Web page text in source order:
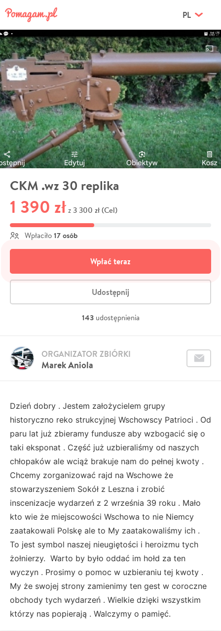
PL
CKM .wz 30 replika
1 390 zł z 3 300 zł (Cel)
Wpłaciło 17 osób
Wpłać teraz
Udostępnij
143 udostępnienia
Marek Aniola
ORGANIZATOR ZBIÓRKI
Dzień dobry . Jestem założycielem grupy
historyczno reko strukcyjnej Wschowscy Patrioci . Od
paru lat już zbieramy fundusze aby wzbogacić się o
taki eksponat . Część już uzbieraliśmy od naszych
chłopaków ale wciąż brakuje nam do pełnej kwoty .
Chcemy zorganizować rajd na Wschowe że
stowarzyszeniem Sokół z Leszna i zrobić
inscenizacje wydarzeń z 2 września 39 roku . Mało
kto wie że miejscowości Wschowa to nie Niemcy
zaatakowali Polskę ale to My zaatakowaliśmy ich .
To jest symbol naszej nieugiętości i heroizmu tych
żołnierzy. Warto by było oddać im hołd za ten
wyczyn . Prosimy o pomoc w uzbieraniu tej kwoty .
My że swojej strony zamienimy ten gest w coroczne
obchody tych wydarzeń . Wielkie dzięki wszystkim
którzy nas popierają . Walczymy o pamięć.